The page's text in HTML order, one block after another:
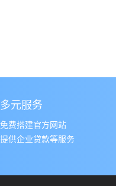
多元服务
免费搭建官方网站
提供企业贷款等服务